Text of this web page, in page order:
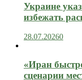
Украине
избежать
28.07.20260
«Иран
сценарии